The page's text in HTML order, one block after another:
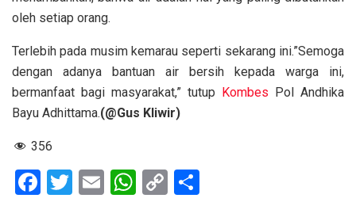
oleh setiap orang.
Terlebih pada musim kemarau seperti sekarang ini.”Semoga
dengan adanya bantuan air bersih kepada warga ini,
bermanfaat bagi masyarakat,” tutup Kombes Pol Andhika
Bayu Adhittama.(@Gus Kliwir)
356
F
T
E
W C